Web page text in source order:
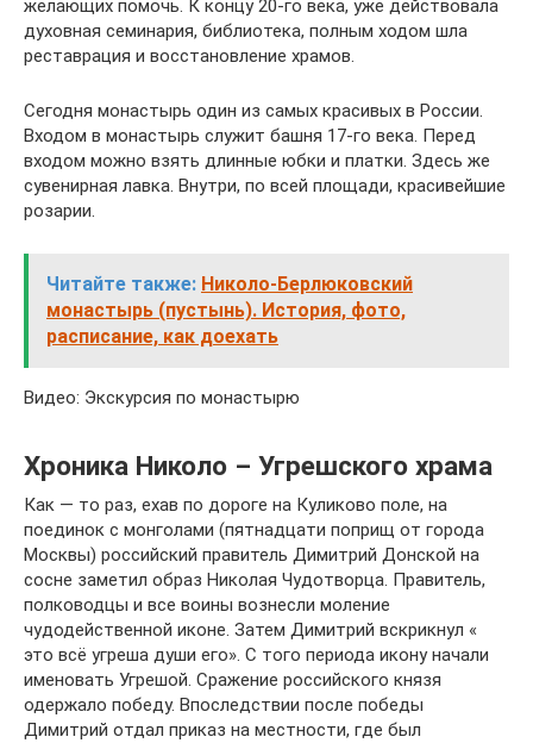
желающих помочь. К концу 20-го века, уже действовала
духовная семинария, библиотека, полным ходом шла
реставрация и восстановление храмов.
Сегодня монастырь один из самых красивых в России.
Входом в монастырь служит башня 17-го века. Перед
входом можно взять длинные юбки и платки. Здесь же
сувенирная лавка. Внутри, по всей площади, красивейшие
розарии.
Читайте также: Николо-Берлюковский
монастырь (пустынь). История, фото,
расписание, как доехать
Видео: Экскурсия по монастырю
Хроника Николо – Угрешского храма
Как — то раз, ехав по дороге на Куликово поле, на
поединок с монголами (пятнадцати поприщ от города
Москвы) российский правитель Димитрий Донской на
сосне заметил образ Николая Чудотворца. Правитель,
полководцы и все воины вознесли моление
чудодейственной иконе. Затем Димитрий вскрикнул «
это всё угреша души его». С того периода икону начали
именовать Угрешой. Сражение российского князя
одержало победу. Впоследствии после победы
Димитрий отдал приказ на местности, где был